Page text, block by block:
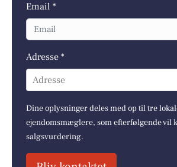
Email *
Adresse *
Adresse
Dine oplysninger deles med op til tre
ejendomsmæglere, som efterfølgende vil
salgsvurdering.